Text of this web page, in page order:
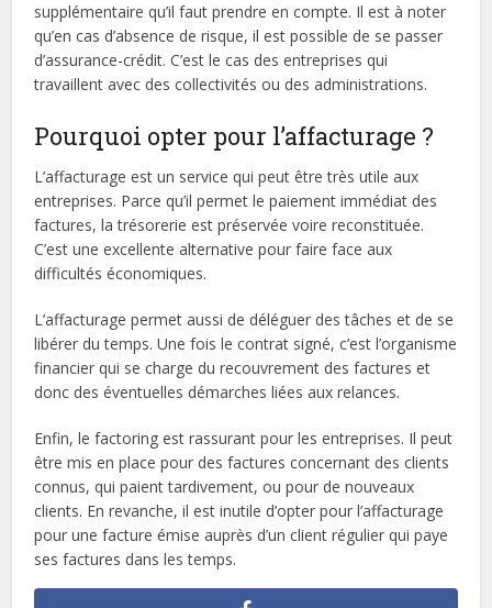
supplémentaire qu’il faut prendre en compte. Il est à noter
qu’en cas d’absence de risque, il est possible de se passer
d’assurance-crédit. C’est le cas des entreprises qui
travaillent avec des collectivités ou des administrations.
Pourquoi opter pour l’affacturage ?
L’affacturage est un service qui peut être très utile aux
entreprises. Parce qu’il permet le paiement immédiat des
factures, la trésorerie est préservée voire reconstituée.
C’est une excellente alternative pour faire face aux
difficultés économiques.
L’affacturage permet aussi de déléguer des tâches et de se
libérer du temps. Une fois le contrat signé, c’est l’organisme
financier qui se charge du recouvrement des factures et
donc des éventuelles démarches liées aux relances.
Enfin, le factoring est rassurant pour les entreprises. Il peut
être mis en place pour des factures concernant des clients
connus, qui paient tardivement, ou pour de nouveaux
clients. En revanche, il est inutile d’opter pour l’affacturage
pour une facture émise auprès d’un client régulier qui paye
ses factures dans les temps.